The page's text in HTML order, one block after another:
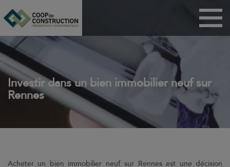
Investir dans un bien immobilier neuf sur
Rennes
Acheter un bien immobilier neuf sur Rennes est une décision
Maisons
Appartements
BRS